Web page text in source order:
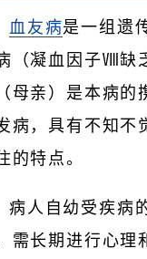
血友病是一组遗
（凝血因子Ⅷ缺
母亲）是本病的
病，具有不知不
的特点。
病人自幼受疾病
需长期进行心理